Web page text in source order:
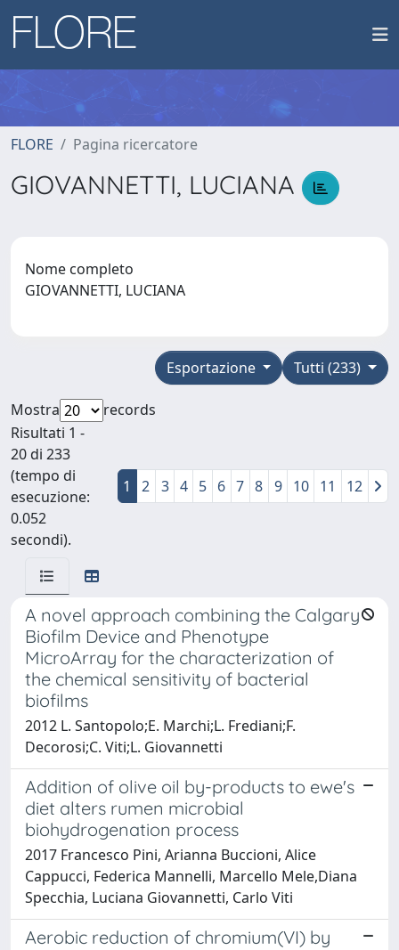
FLORE Pagina ricercatore
GIOVANNETTI, LUCIANA
Nome completo
GIOVANNETTI, LUCIANA
Tutti (233)
Esportazione
Mostra
records
Risultati 1 -
20 di 233
(tempo di
esecuzione:
0.052
secondi).
1 2 3 4 5 6 7 8 9 10 11 12
A novel approach combining the Calgary
Biofilm Device and Phenotype
MicroArray for the characterization of
the chemical sensitivity of bacterial
biofilms
2012 L. Santopolo;E. Marchi;L. Frediani;F.
Decorosi;C. Viti;L. Giovannetti
Addition of olive oil by-products to ewe's
diet alters rumen microbial
biohydrogenation process
2017 Francesco Pini, Arianna Buccioni, Alice
Cappucci, Federica Mannelli, Marcello Mele,Diana
Specchia, Luciana Giovannetti, Carlo Viti
Aerobic reduction of chromium(VI) by